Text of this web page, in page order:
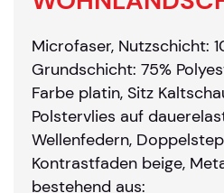
Microfaser, Nutzschicht:
Grundschicht: 75%
Farbe platin, Sitz
Polstervlies auf
Wellenfedern,
Kontrastfaden beige,
bestehend aus: